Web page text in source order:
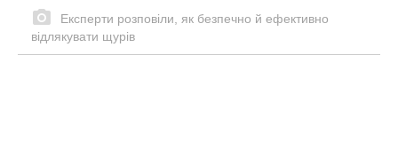
Експерти розповіли, як безпечно й ефективно
відлякувати щурів